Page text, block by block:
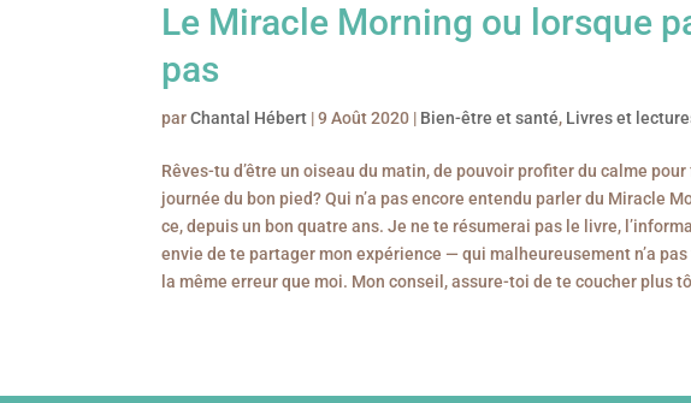
Le Miracle Morning ou lorsque
pas
parChantal Hébert |9 Août 2020 | Bien-être et santé, Livres et
Rêves-tu d’être un oiseau du matin, de pouvoir profiter du calme
journée du bon pied? Qui n’a pas encore entendu parler du Miracle
ce, depuis un bon quatre ans. Je ne te résumerai pas le livre,
envie de te partager mon expérience — qui malheureusement n’a
la même erreur que moi. Mon conseil, assure-toi de te coucher plus